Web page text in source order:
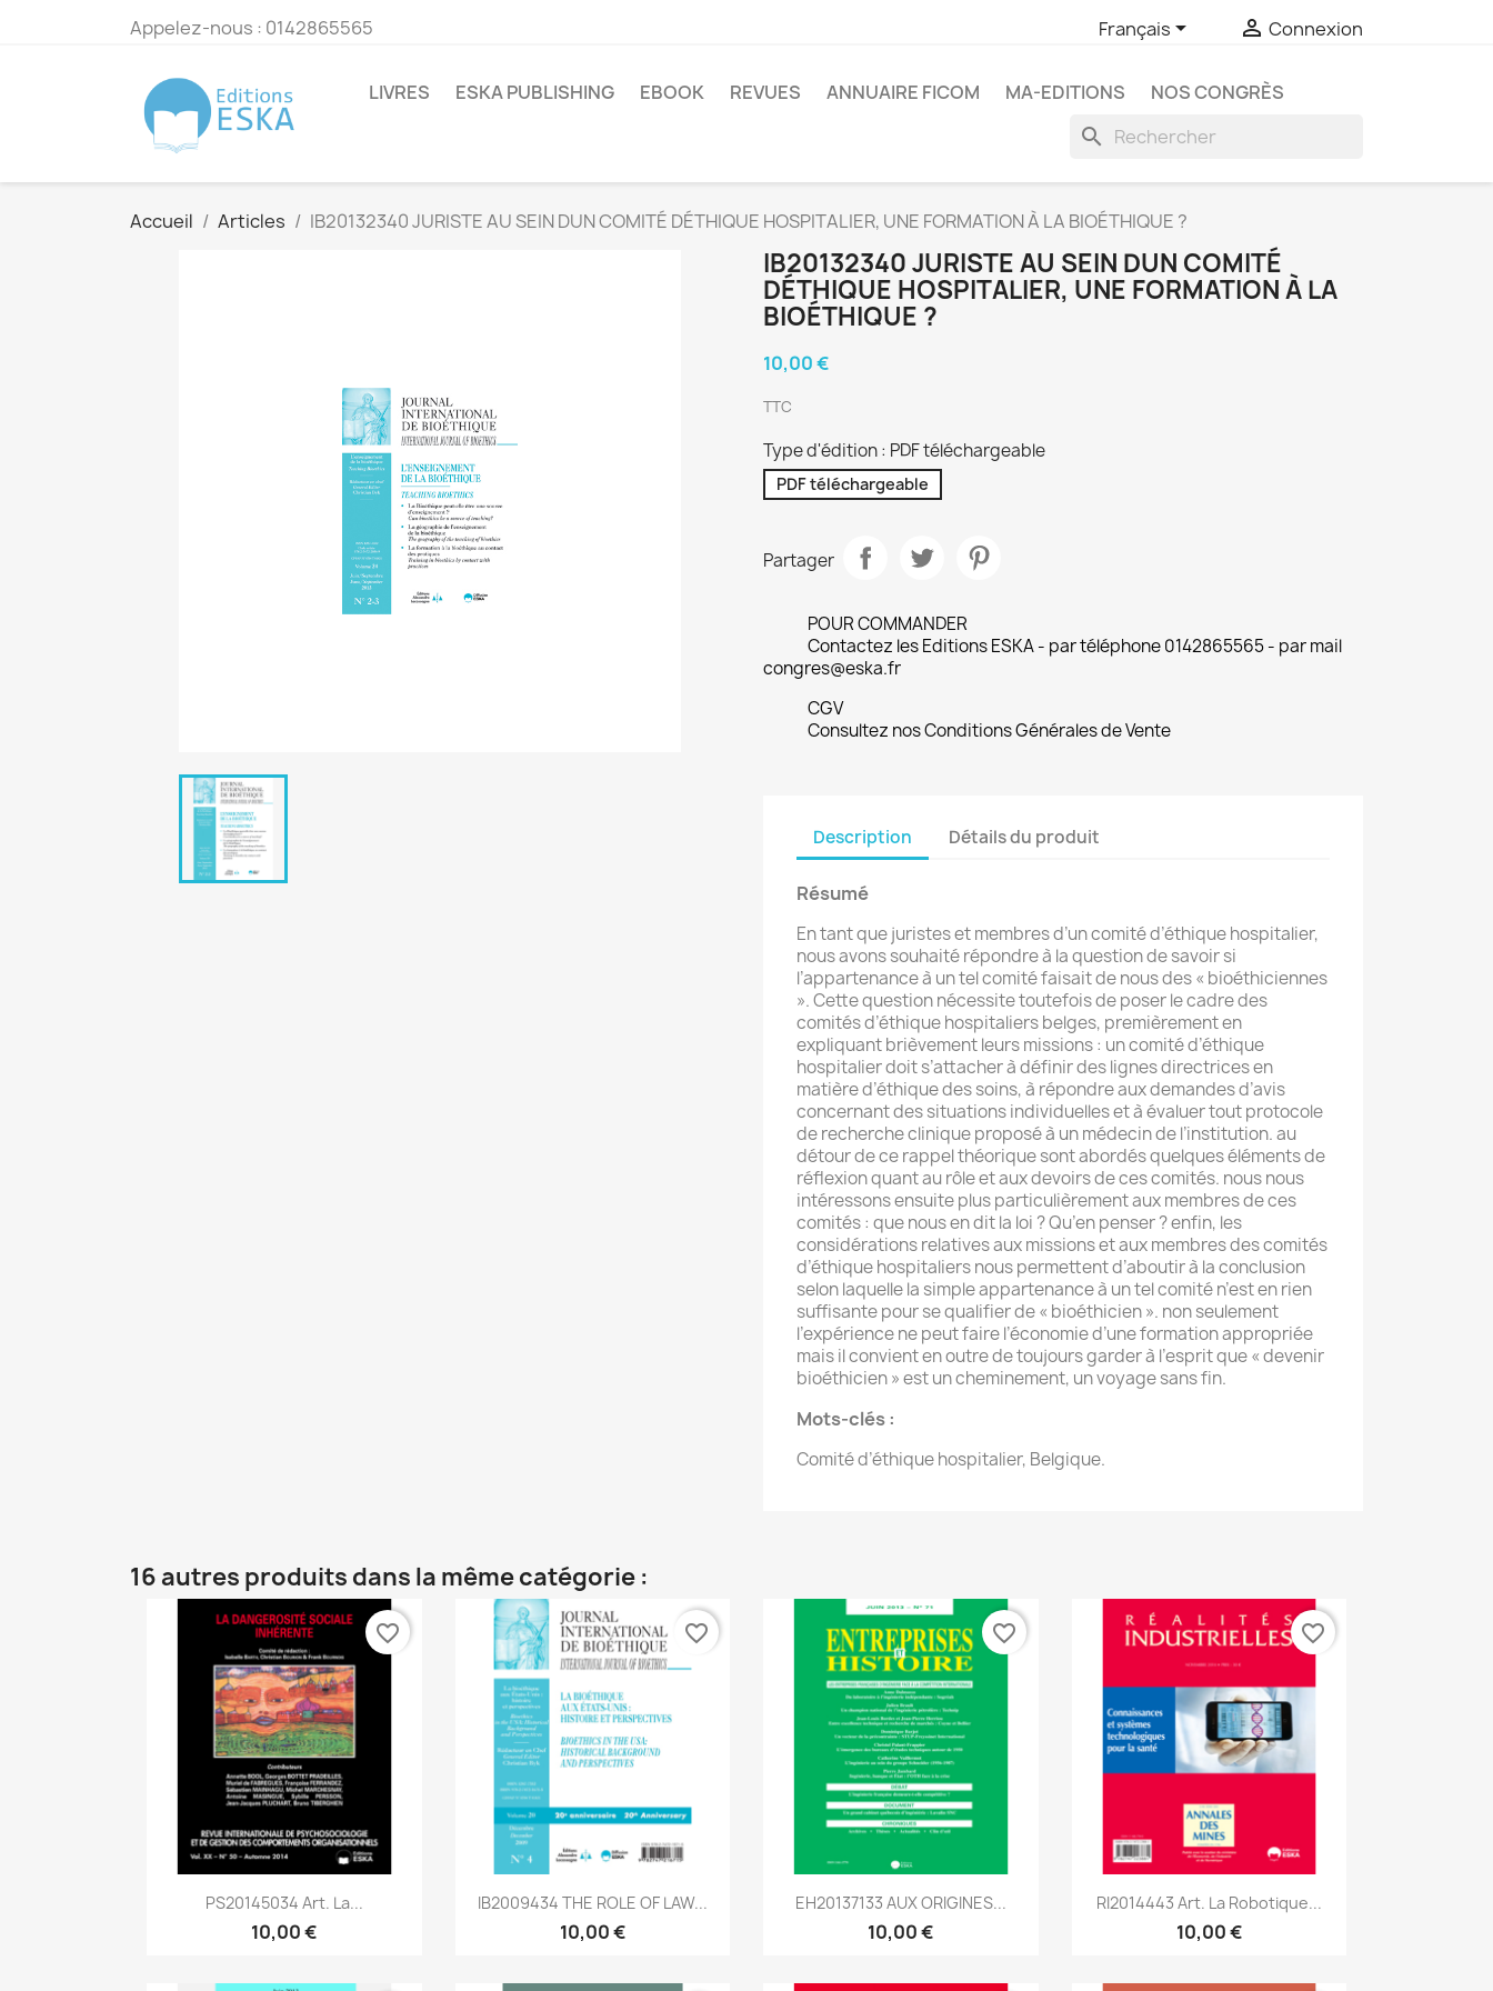
Appelez-nous : 0142865565 Français  Connexion
LIVRES ESKA PUBLISHING EBOOK REVUES ANNUAIRE FICOM MA-EDITIONS NOS CONGRÈS
search
Accueil Articles IB20132340 JURISTE AU SEIN DUN COMITÉ DÉTHIQUE HOSPITALIER, UNE FORMATION À LA BIOÉTHIQUE ?
IB20132340 JURISTE AU SEIN DUN COMITÉ
DÉTHIQUE HOSPITALIER, UNE FORMATION À LA
BIOÉTHIQUE ?
10,00 €
TTC
Type d'édition : PDF téléchargeable
PDF téléchargeable
Partager
POUR COMMANDER
Contactez les Editions ESKA - par téléphone 0142865565 - par mail
congres@eska.fr
CGV
Consultez nos Conditions Générales de Vente
Description Détails du produit
Résumé
En tant que juristes et membres d’un comité d’éthique hospitalier,
nous avons souhaité répondre à la question de savoir si
l’appartenance à un tel comité faisait de nous des « bioéthiciennes
». Cette question nécessite toutefois de poser le cadre des
comités d’éthique hospitaliers belges, premièrement en
expliquant brièvement leurs missions : un comité d’éthique
hospitalier doit s’attacher à définir des lignes directrices en
matière d’éthique des soins, à répondre aux demandes d’avis
concernant des situations individuelles et à évaluer tout protocole
de recherche clinique proposé à un médecin de l’institution. au
détour de ce rappel théorique sont abordés quelques éléments de
réflexion quant au rôle et aux devoirs de ces comités. nous nous
intéressons ensuite plus particulièrement aux membres de ces
comités : que nous en dit la loi ? Qu’en penser ? enfin, les
considérations relatives aux missions et aux membres des comités
d’éthique hospitaliers nous permettent d’aboutir à la conclusion
selon laquelle la simple appartenance à un tel comité n’est en rien
suffisante pour se qualifier de « bioéthicien ». non seulement
l’expérience ne peut faire l’économie d’une formation appropriée
mais il convient en outre de toujours garder à l’esprit que « devenir
bioéthicien » est un cheminement, un voyage sans fin.
Mots-clés :
Comité d’éthique hospitalier, Belgique.
16 autres produits dans la même catégorie :
Aperçu rapide
PS20145034 Art. La...
10,00 €
favorite_border
Aperçu rapide
IB2009434 THE ROLE OF LAW...
10,00 €
favorite_border
Aperçu rapide
EH20137133 AUX ORIGINES...
10,00 €
favorite_border
Aperçu rapide
RI2014443 Art. La Robotique...
10,00 €
favorite_border